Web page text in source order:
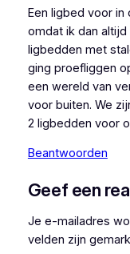
Een ligbed voor in
omdat ik dan
ligbedden met
ging proefliggen
een wereld van
voor buiten. We
2 ligbedden voor
Beantwoorden
Geef een
Je e-mailadres
velden zijn